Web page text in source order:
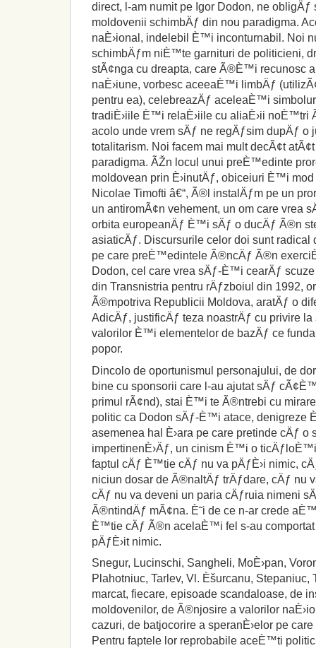
direct, l-am numit pe Igor Dodon, ne obligÄƒ
moldovenii schimbÄƒ din nou paradigma.
naÈ›ional, indelebil È™i inconturnabil. Noi
schimbÄƒm niÈ™te garnituri de politicieni,
stÃ¢nga cu dreapta, care Ã®È™i recunosc
naÈ›iune, vorbesc aceeaÈ™i limbÄƒ
pentru ea), celebreazÄƒ aceleaÈ™i
tradiÈ›iile È™i relaÈ›iile cu aliaÈ›ii noÈ™tri
acolo unde vrem sÄƒ ne regÄƒsim dupÄƒ o
totalitarism. Noi facem mai mult decÃ¢t
paradigma. ÃŽn locul unui preÈ™edinte
moldovean prin È›inutÄƒ, obiceiuri È™i mod
Nicolae Timofti â€“, Ã®l instalÄƒm pe un
un antiromÃ¢n vehement, un om care vrea
orbita europeanÄƒ È™i sÄƒ o ducÄƒ Ã®n
asiaticÄƒ. Discursurile celor doi sunt radical
pe care preÈ™edintele Ã®ncÄƒ Ã®n
Dodon, cel care vrea sÄƒ-È™i cearÄƒ
din Transnistria pentru rÄƒzboiul din 1992,
Ã®mpotriva Republicii Moldova, aratÄƒ o
AdicÄƒ, justificÄƒ teza noastrÄƒ cu privire
valorilor È™i elementelor de bazÄƒ ce
popor.
Dincolo de oportunismul personajului, de
bine cu sponsorii care l-au ajutat sÄƒ
primul rÃ¢nd), stai È™i te Ã®ntrebi cu
politic ca Dodon sÄƒ-È™i atace, denigreze
asemenea hal È›ara pe care pretinde cÄƒ
impertinenÈ›Äƒ, un cinism È™i o
faptul cÄƒ È™tie cÄƒ nu va pÄƒÈ›i nimic,
niciun dosar de Ã®naltÄƒ trÄƒdare, cÄƒ nu
cÄƒ nu va deveni un paria cÄƒruia nimeni
Ã®ntindÄƒ mÃ¢na. È˜i de ce n-ar crede
È™tie cÄƒ Ã®n acelaÈ™i fel s-au
pÄƒÈ›it nimic.
Snegur, Lucinschi, Sangheli, MoÈ›pan,
Plahotniuc, Tarlev, Vl. Èšurcanu,
marcat, fiecare, episoade scandaloase, de
moldovenilor, de Ã®njosire a valorilor
cazuri, de batjocorire a speranÈ›elor pe
Pentru faptele lor reprobabile aceÈ™ti